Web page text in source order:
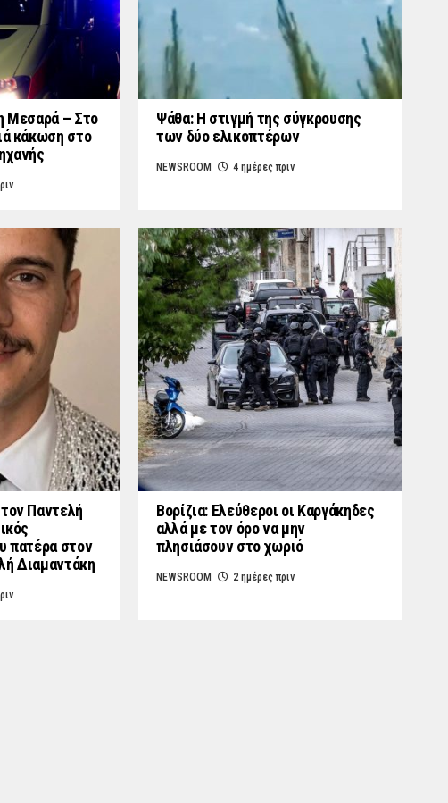
Μεσαρά – Στο
κάκωση στο
Ψάθα: Η στιγμή της σύγκρουσης
των δύο ελικοπτέρων
NEWSROOM 4 ημέρες πριν
Παντελή
πατέρα στον
Διαμαντάκη
Βορίζια: Ελεύθεροι οι Καργάκηδες
αλλά με τον όρο να μην
πλησιάσουν στο χωριό
NEWSROOM 2 ημέρες πριν